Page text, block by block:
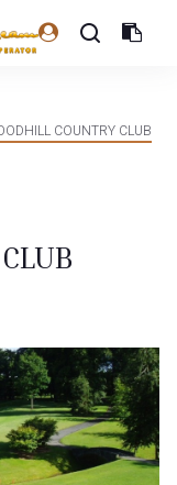
COUNTRY CLUB